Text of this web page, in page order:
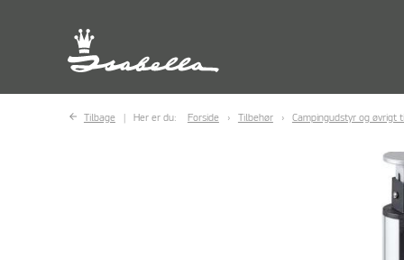
Tilbage Her er du: Forside Tilbehør Campingudstyr og øvrigt